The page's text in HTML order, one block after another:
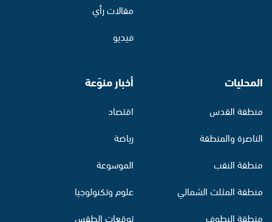
مقالات رأي
فيديو
المحليات
منطقة القدس
الناصرة والمنطقة
منطقة النقب
منطقة المثلث الشمالي
منطقة البطوف
أخبار منوّعة
اقتصاد
رياضة
الموسوعة
علوم وتكنولوجيا
توقعات الطقس